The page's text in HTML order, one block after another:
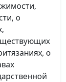
о
о